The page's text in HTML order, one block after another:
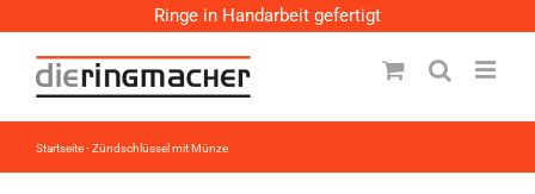
Ringe in Handarbeit gefertigt
Inhalt
springen
Startseite-Zündschlüssel mit Münze